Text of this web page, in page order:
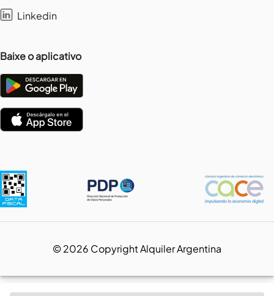
Linkedin
Baixe o aplicativo
©2026 Copyright Alquiler Argentina